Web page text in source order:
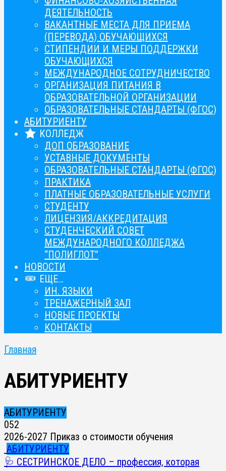
ДЕЯТЕЛЬНОСТЬ
ВАКАНТНЫЕ МЕСТА ДЛЯ ПРИЕМА
(ПЕРЕВОДА) ОБУЧАЮЩИХСЯ
СТИПЕНДИИ И МЕРЫ ПОДДЕРЖКИ
ОБУЧАЮЩИХСЯ
МЕЖДУНАРОДНОЕ СОТРУДНИЧЕСТВО
ОРГАНИЗАЦИЯ ПИТАНИЯ В
ОБРАЗОВАТЕЛЬНОЙ ОРГАНИЗАЦИИ
ОБРАЗОВАТЕЛЬНЫЕ СТАНДАРТЫ (ФГОС)
АБИТУРИЕНТУ
КОЛЛЕДЖ
ДОП ОБРАЗОВАНИЕ
УСТАВНЫЕ ДОКУМЕНТЫ
ОБРАЗОВАТЕЛЬНЫЕ СТАНДАРТЫ (ФГОС)
ПРАКТИКА
ПЛАТНЫЕ ОБРАЗОВАТЕЛЬНЫЕ УСЛУГИ
СТУДЕНТУ
ЛИЦЕНЗИЯ/АККРЕДИТАЦИЯ
СТУДЕНЧЕСКИЙ СОВЕТ
МЕЖДУНАРОДНОГО КОЛЛЕДЖА
“ПОЛИГЛОТ”
НОВОСТИ
ЕЩЕ…
ИН. ЯЗЫКИ
ТРЕНАЖЕРНЫЙ ЗАЛ
НОВЫЕ ПРОЕКТЫ
КОНТАКТЫ
Главная
АБИТУРИЕНТУ
АБИТУРИЕНТУ
052
2026-2027 Приказ о стоимости обучения
АБИТУРИЕНТУ
🩺 СЕСТРИНСКОЕ ДЕЛО – профессия, которая